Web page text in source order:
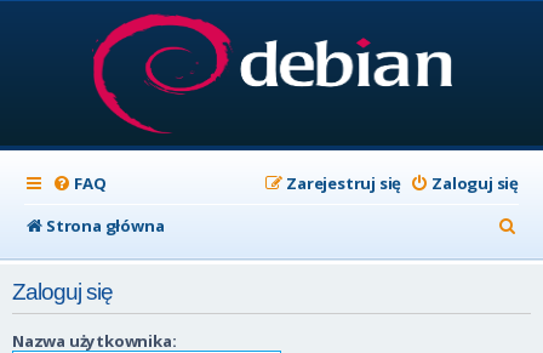
FAQ Zaloguj się
Zarejestruj się
Strona główna
z
Zaloguj się
Nazwa użytkownika: